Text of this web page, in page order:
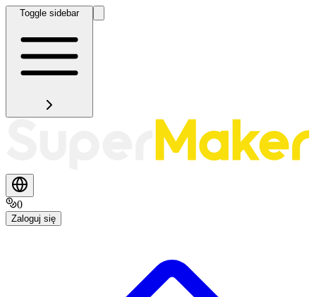
Toggle sidebar
0
Zaloguj się